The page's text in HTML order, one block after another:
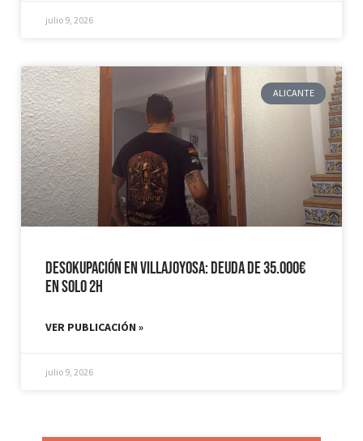
julio 9, 2026
ALICANTE
Desokupación en Villajoyosa: Deuda de 35.000€
en solo 2h
VER PUBLICACIÓN »
julio 9, 2026